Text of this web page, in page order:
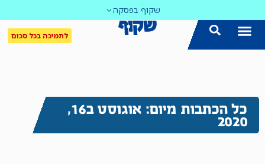
שקוף בפסקה
לתמיכה בכל סכום
כל הכתבות מיום: אוגוסט ב16,
2020